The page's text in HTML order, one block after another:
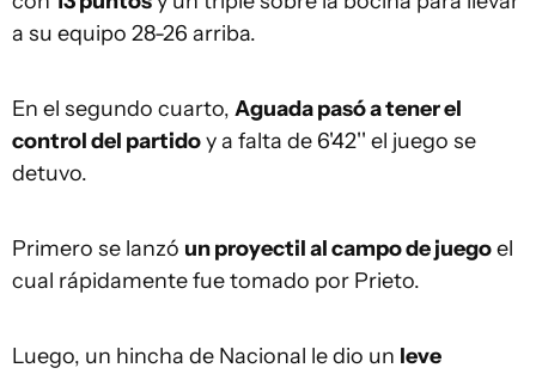
a su equipo 28-26 arriba.
En el segundo cuarto, Aguada pasó a tener el
control del partidoy a falta de 6'42'' el juego se
detuvo.
Primero se lanzó un proyectil al campo de juegoel
cual rápidamente fue tomado por Prieto.
Luego, un hincha de Nacional le dio un leve